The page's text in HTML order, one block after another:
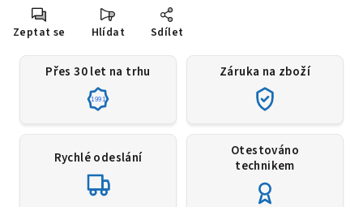
Zeptat se Hlídat Sdílet
Přes 30 let na trhu
1991
Záruka na zboží
Rychlé odeslání
Otestováno
technikem